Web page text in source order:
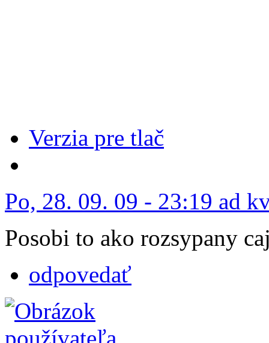
Verzia pre tlač
Po, 28. 09. 09 - 23:19 ad
Posobi to ako rozsypany
odpovedať